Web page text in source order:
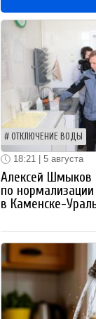
ОТКЛЮЧЕНИЕ ВОДЫ
18:21 | 5 августа
Алексей Шмыков
по
в Каменске-